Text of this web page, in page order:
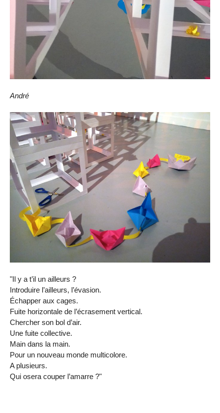
André
"Il y a t’il un ailleurs ?
Introduire l’ailleurs, l’évasion.
Échapper aux cages.
Fuite horizontale de l’écrasement vertical.
Chercher son bol d’air.
Une fuite collective.
Main dans la main.
Pour un nouveau monde multicolore.
A plusieurs.
Qui osera couper l’amarre ?"